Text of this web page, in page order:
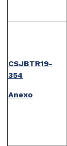
CSJBTR19-
354
Anexo